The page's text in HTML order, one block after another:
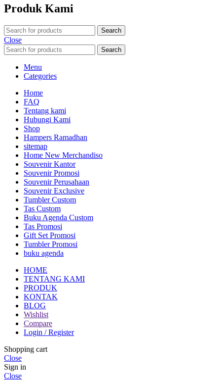
Produk Kami
Search
Close
Search
Menu
Categories
Home
FAQ
Tentang kami
Hubungi Kami
Shop
Hampers Ramadhan
sitemap
Home New Merchandiso
Souvenir Kantor
Souvenir Promosi
Souvenir Perusahaan
Souvenir Exclusive
Tumbler Custom
Tas Custom
Buku Agenda Custom
Tas Promosi
Gift Set Promosi
Tumbler Promosi
buku agenda
HOME
TENTANG KAMI
PRODUK
KONTAK
BLOG
Wishlist
Compare
Login / Register
Shopping cart
Close
Sign in
Close